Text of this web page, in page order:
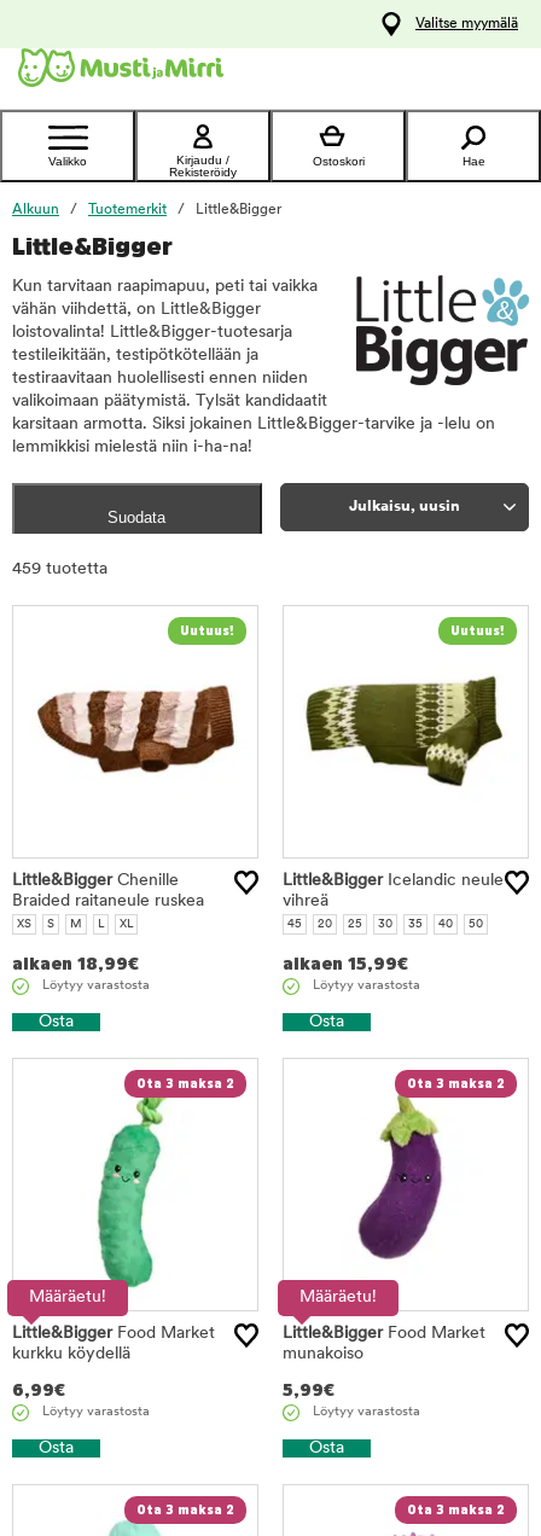
Ota yhteyttä
asiakaspalveluun
Valitse myymälä
Valikko
Kirjaudu /
Rekisteröidy
Ostoskori Hae
Alkuun Tuotemerkit Little&Bigger
Little&Bigger
Kun tarvitaan raapimapuu, peti tai vaikka
vähän viihdettä, on Little&Bigger
loistovalinta! Little&Bigger-tuotesarja
testileikitään, testipötkötellään ja
testiraavitaan huolellisesti ennen niiden
valikoimaan päätymistä. Tylsät kandidaatit
karsitaan armotta. Siksi jokainen Little&Bigger-tarvike ja -lelu on
lemmikkisi mielestä niin i-ha-na!
Suodata
Julkaisu, uusin
459 tuotetta
Little&BiggerChenille
Braided raitaneule ruskea
XS S M L XL
alkaen 18,99€
Löytyy varastosta
Osta
Little&BiggerIcelandic neule
vihreä
45 20 25 30 35 40 50
alkaen 15,99€
Löytyy varastosta
Osta
Ota 3 maksa 2
Määräetu!
Little&BiggerFood Market
kurkku köydellä
6,99€
Löytyy varastosta
Osta
Ota 3 maksa 2
Määräetu!
Little&BiggerFood Market
munakoiso
5,99€
Löytyy varastosta
Osta
Ota 3 maksa 2 Ota 3 maksa 2